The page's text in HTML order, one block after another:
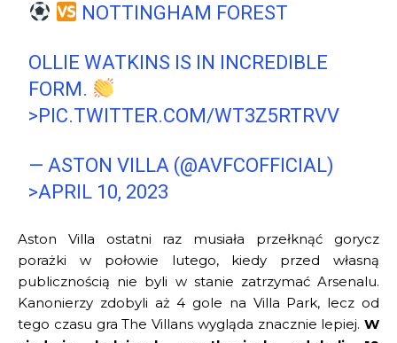
NOTTINGHAM FOREST
OLLIE WATKINS IS IN INCREDIBLE
FORM.
>PIC.TWITTER.COM/WT3Z5RTRVV
— ASTON VILLA (@AVFCOFFICIAL)
>APRIL 10, 2023
Aston Villa ostatni raz musiała przełknąć gorycz
porażki w połowie lutego, kiedy przed własną
publicznością nie byli w stanie zatrzymać Arsenalu.
Kanonierzy zdobyli aż 4 gole na Villa Park, lecz od
tego czasu gra The Villans wygląda znacznie lepiej. W